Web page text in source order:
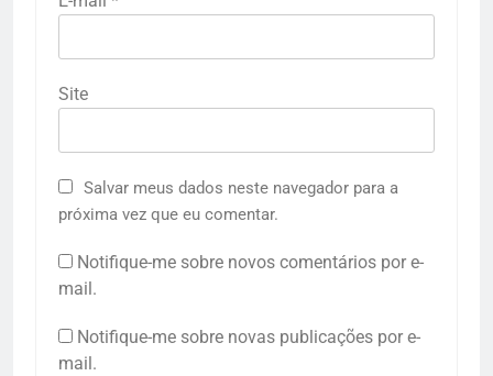
Site
Salvar meus dados neste navegador para a
próxima vez que eu comentar.
Notifique-me sobre novos comentários por e-
mail.
Notifique-me sobre novas publicações por e-
mail.